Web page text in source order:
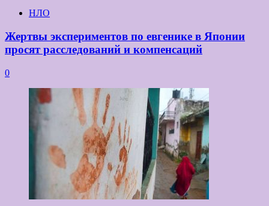
НЛО
Жертвы экспериментов по евгенике в Японии
просят расследований и компенсаций
0